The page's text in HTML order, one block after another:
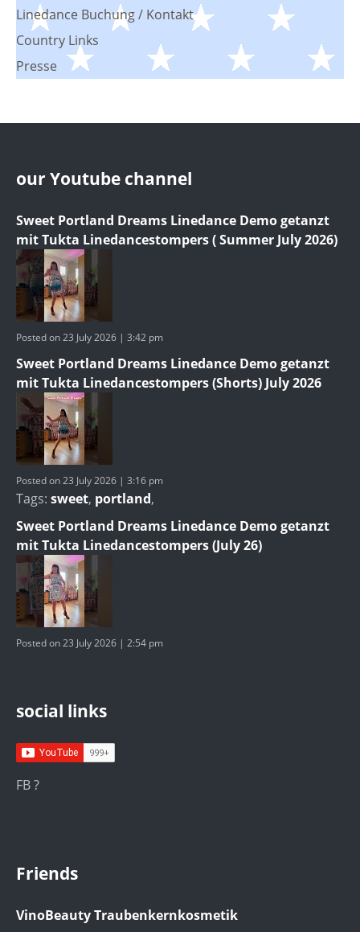
Linedance Buchung / Kontakt
Country Links
Presse
our Youtube channel
Sweet Portland Dreams Linedance Demo getanzt
mit Tukta Linedancestompers ( Summer July 2026)
Posted on 23 July 2026 | 3:42 pm
Sweet Portland Dreams Linedance Demo getanzt
mit Tukta Linedancestompers (Shorts) July 2026
Posted on 23 July 2026 | 3:16 pm
Tags: sweet, portland,
Sweet Portland Dreams Linedance Demo getanzt
mit Tukta Linedancestompers (July 26)
Posted on 23 July 2026 | 2:54 pm
social links
FB ?
Friends
VinoBeauty Traubenkernkosmetik